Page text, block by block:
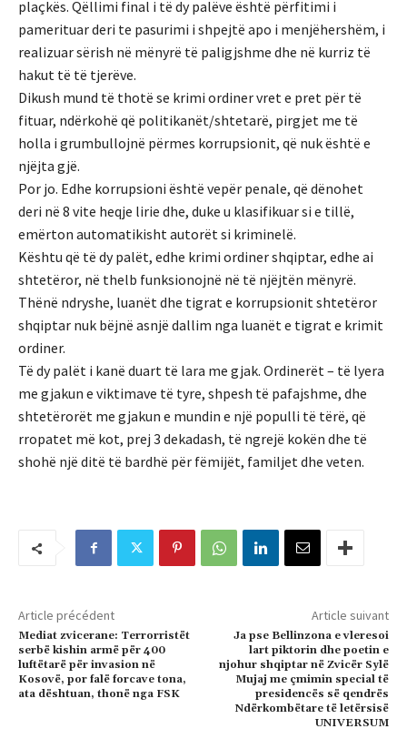
plaçkës. Qëllimi final i të dy palëve është përfitimi i
pamerituar deri te pasurimi i shpejtë apo i menjëhershëm, i
realizuar sërish në mënyrë të paligjshme dhe në kurriz të
hakut të të tjerëve.
Dikush mund të thotë se krimi ordiner vret e pret për të
fituar, ndërkohë që politikanët/shtetarë, pirgjet me të
holla i grumbullojnë përmes korrupsionit, që nuk është e
njëjta gjë.
Por jo. Edhe korrupsioni është vepër penale, që dënohet
deri në 8 vite heqje lirie dhe, duke u klasifikuar si e tillë,
emërton automatikisht autorët si kriminelë.
Kështu që të dy palët, edhe krimi ordiner shqiptar, edhe ai
shtetëror, në thelb funksionojnë në të njëjtën mënyrë.
Thënë ndryshe, luanët dhe tigrat e korrupsionit shtetëror
shqiptar nuk bëjnë asnjë dallim nga luanët e tigrat e krimit
ordiner.
Të dy palët i kanë duart të lara me gjak. Ordinerët – të lyera
me gjakun e viktimave të tyre, shpesh të pafajshme, dhe
shtetërorët me gjakun e mundin e një populli të tërë, që
rropatet më kot, prej 3 dekadash, të ngrejë kokën dhe të
shohë një ditë të bardhë për fëmijët, familjet dhe veten.
Article précédent
Mediat zvicerane: Terrorristët
serbë kishin armë për 400
luftëtarë për invasion në
Kosovë, por falë forcave tona,
ata dështuan, thonë nga FSK
Article suivant
Ja pse Bellinzona e vleresoi
lart piktorin dhe poetin e
njohur shqiptar në Zvicër Sylë
Mujaj me çmimin special të
presidencës së qendrës
Ndërkombëtare të letërsisë
UNIVERSUM